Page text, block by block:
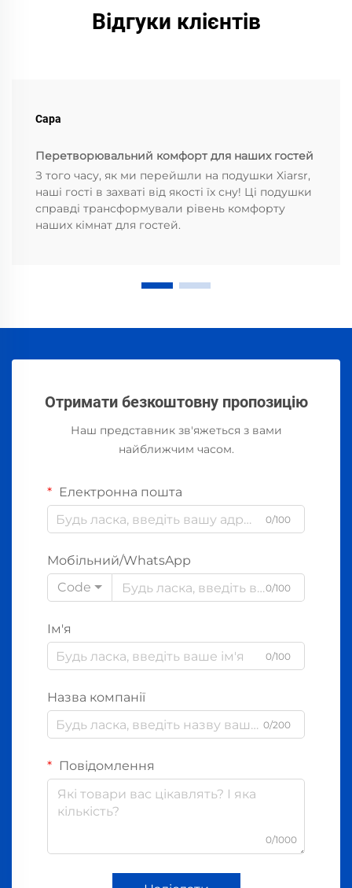
Відгуки клієнтів
Сара
Перетворювальний комфорт для наших гостей
З того часу, як ми перейшли на подушки Xiarsr,
наші гості в захваті від якості їх сну! Ці подушки
справді трансформували рівень комфорту
наших кімнат для гостей.
Отримати безкоштовну пропозицію
Наш представник зв'яжеться з вами
найближчим часом.
Електронна пошта
0/100
Мобільний/WhatsApp
Code
0/100
Ім'я
0/100
Назва компанії
0/200
Повідомлення
0/1000